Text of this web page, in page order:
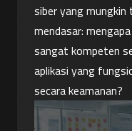
siber yang mungkin
mendasar:
sangat kompeten
aplikasi yang
secara keamanan?